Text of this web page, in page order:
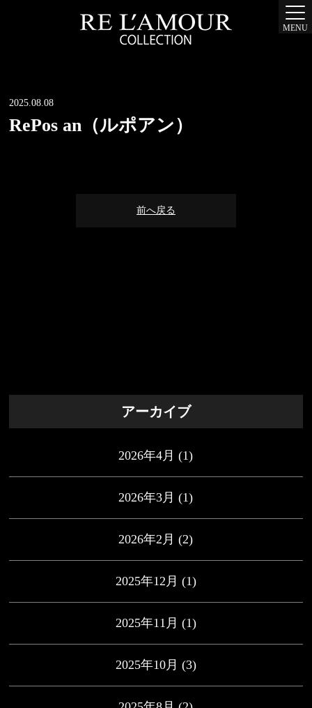
MENU
2025.08.08
RePos an（ルポアン）
前へ戻る
アーカイブ
2026年4月 (1)
2026年3月 (1)
2026年2月 (2)
2025年12月 (1)
2025年11月 (1)
2025年10月 (3)